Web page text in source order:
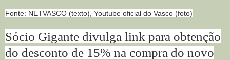
Fonte: NETVASCO (texto), Youtube oficial do Vasco (foto)
Sócio Gigante divulga link para obtenção
do desconto de 15% na compra do novo